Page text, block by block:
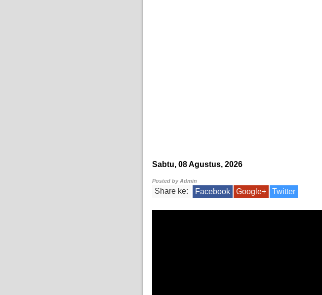
Sabtu, 08 Agustus, 2026
Posted byAdmin
Share ke: Facebook Google+ Twitter